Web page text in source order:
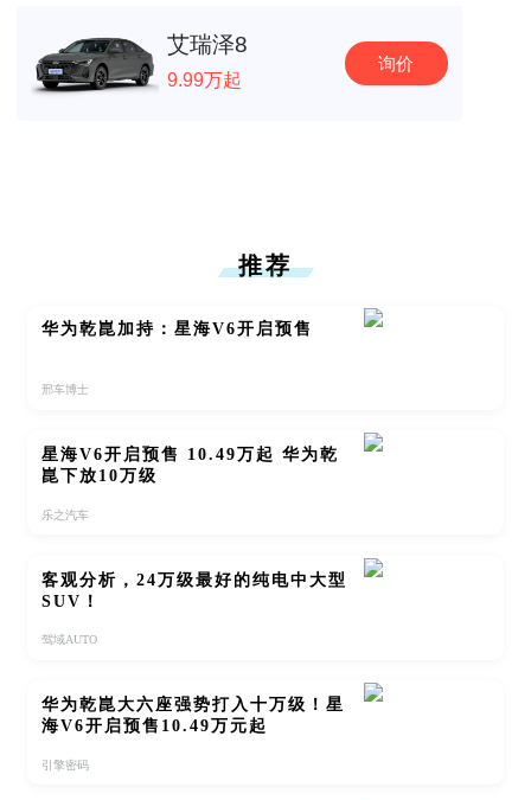
艾瑞泽8
9.99万起
询价
推荐
华为乾崑加持：星海V6开启预售
邢车博士
星海V6开启预售 10.49万起 华为乾
崑下放10万级
乐之汽车
客观分析，24万级最好的纯电中大型
SUV！
驾域AUTO
华为乾崑大六座强势打入十万级！星
海V6开启预售10.49万元起
引擎密码